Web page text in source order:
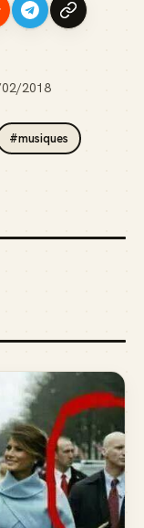
2018
#musiques